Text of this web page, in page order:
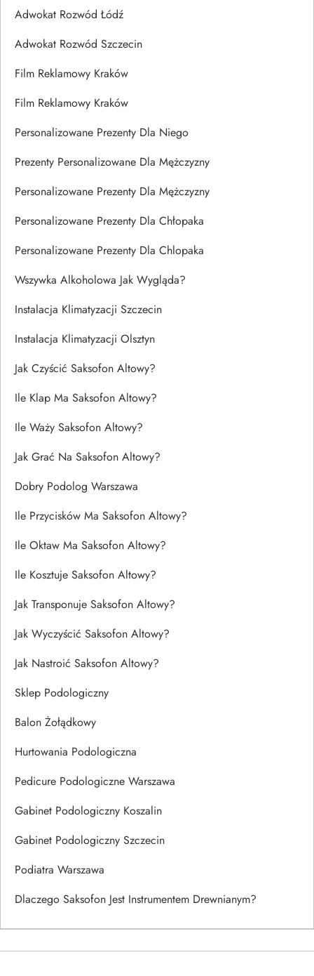
Adwokat Rozwód Łódź
Adwokat Rozwód Szczecin
Film Reklamowy Kraków
Film Reklamowy Kraków
Personalizowane Prezenty Dla Niego
Prezenty Personalizowane Dla Mężczyzny
Personalizowane Prezenty Dla Mężczyzny
Personalizowane Prezenty Dla Chłopaka
Personalizowane Prezenty Dla Chlopaka
Wszywka Alkoholowa Jak Wygląda?
Instalacja Klimatyzacji Szczecin
Instalacja Klimatyzacji Olsztyn
Jak Czyścić Saksofon Altowy?
Ile Klap Ma Saksofon Altowy?
Ile Waży Saksofon Altowy?
Jak Grać Na Saksofon Altowy?
Dobry Podolog Warszawa
Ile Przycisków Ma Saksofon Altowy?
Ile Oktaw Ma Saksofon Altowy?
Ile Kosztuje Saksofon Altowy?
Jak Transponuje Saksofon Altowy?
Jak Wyczyścić Saksofon Altowy?
Jak Nastroić Saksofon Altowy?
Sklep Podologiczny
Balon Żołądkowy
Hurtowania Podologiczna
Pedicure Podologiczne Warszawa
Gabinet Podologiczny Koszalin
Gabinet Podologiczny Szczecin
Podiatra Warszawa
Dlaczego Saksofon Jest Instrumentem Drewnianym?